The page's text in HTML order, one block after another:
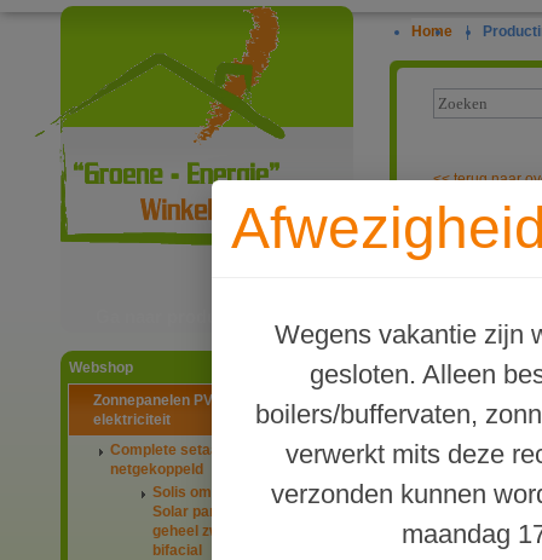
Webshop
Zonnepanelen PV-systemen
elektriciteit
Complete setaanbiedingen
netgekoppeld
Solis omvormers & JA
Solar panelen 445Wp
geheel zwart glas-glas
bifacial
Home |
Wegens vakantie zijn
gesloten. Alleen
boilers/buffervaten,
verwerkt mits deze
verzonden kunnen
maandag
<<terug naar
PV-systeem